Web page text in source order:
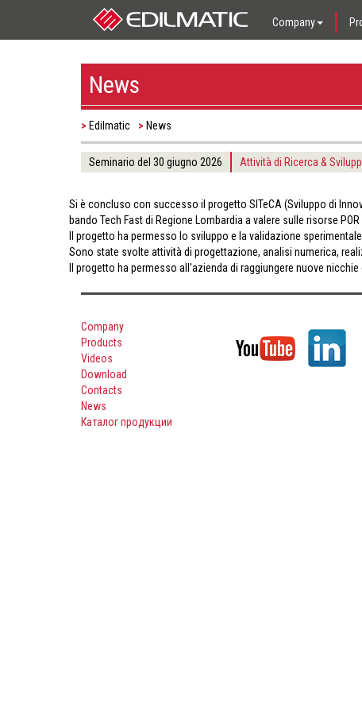
Company
News
Edilmatic News
Seminario del 30 giugno 2026 Attività di Ricerca &
Si è concluso con successo il progetto SITeCA (Sviluppo di
bando Tech Fast di Regione Lombardia a valere sulle risorse
Il progetto ha permesso lo sviluppo e la validazione
Sono state svolte attività di progettazione, analisi numerica,
Il progetto ha permesso all'azienda di raggiungere nuove
Company
Products
Videos
Download
Contacts
News
Каталог продукции